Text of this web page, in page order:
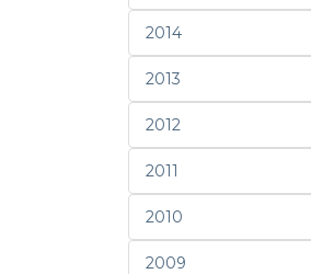
2014
2013
2012
2011
2010
2009